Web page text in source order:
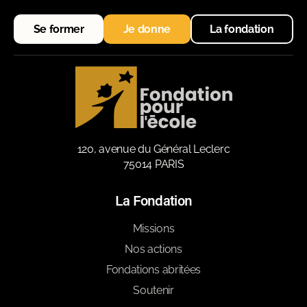
Se former Je donne La fondation
120, avenue du Général Leclerc
75014 PARIS
La Fondation
Missions
Nos actions
Fondations abritées
Soutenir